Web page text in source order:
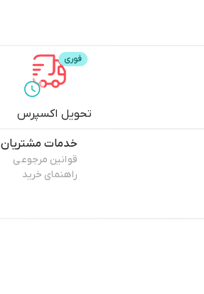
تحویل اکسپرس
خدمات مشتریان
قوانین مرجوعی
راهنمای خرید